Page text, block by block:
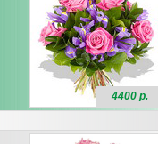
4400 р.